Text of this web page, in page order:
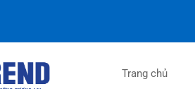
Trang chủ